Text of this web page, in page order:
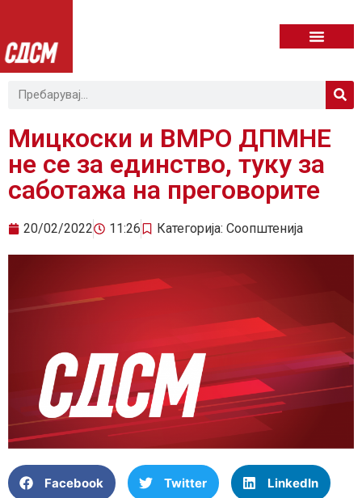
Мицкоски и ВМРО ДПМНЕ
не се за единство, туку за
саботажа на преговорите
20/02/2022 11:26 Категорија: Соопштенија
Facebook Twitter LinkedIn